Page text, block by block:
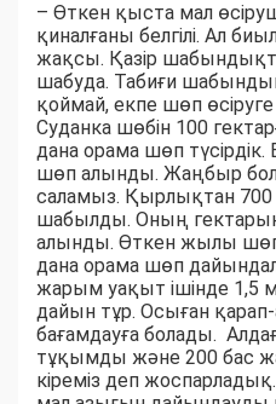
– Өткен қыста мал
қиналғаны белгілі. Ал
жақсы. Қазір
шабуда. Табиғи
қоймай, екпе шөп
Суданка шөбін 100
дана орама шөп
шөп алынды. Жаңбыр
саламыз. Қырлықтан
шабылды. Оның
алынды. Өткен жылы
дана орама шөп
жарым уақыт ішінде 1,5
дайын тұр. Осыған
бағамдауға болады.
тұқымды және 200 бас
кіреміз деп